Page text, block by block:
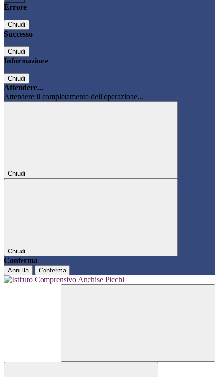
Errore
Chiudi
Successo
Chiudi
Informazione
Chiudi
Attendere...
Attendere il completamento dell'operazione...
Chiudi
Chiudi
Conferma
Annulla Conferma